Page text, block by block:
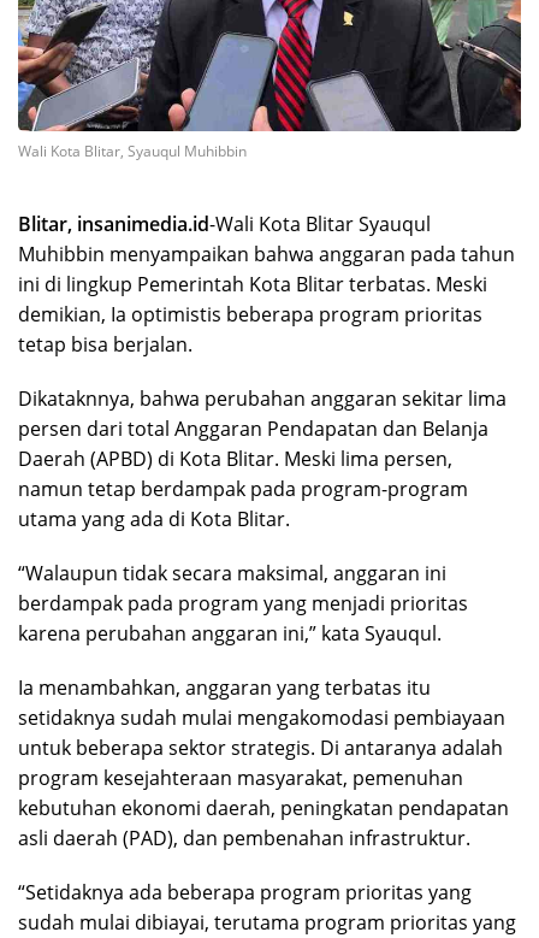
Wali Kota Blitar, Syauqul Muhibbin
Blitar, insanimedia.id-Wali Kota Blitar Syauqul
Muhibbin menyampaikan bahwa anggaran pada tahun
ini di lingkup Pemerintah Kota Blitar terbatas. Meski
demikian, Ia optimistis beberapa program prioritas
tetap bisa berjalan.
Dikataknnya, bahwa perubahan anggaran sekitar lima
persen dari total Anggaran Pendapatan dan Belanja
Daerah (APBD) di Kota Blitar. Meski lima persen,
namun tetap berdampak pada program-program
utama yang ada di Kota Blitar.
“Walaupun tidak secara maksimal, anggaran ini
berdampak pada program yang menjadi prioritas
karena perubahan anggaran ini,” kata Syauqul.
Ia menambahkan, anggaran yang terbatas itu
setidaknya sudah mulai mengakomodasi pembiayaan
untuk beberapa sektor strategis. Di antaranya adalah
program kesejahteraan masyarakat, pemenuhan
kebutuhan ekonomi daerah, peningkatan pendapatan
asli daerah (PAD), dan pembenahan infrastruktur.
“Setidaknya ada beberapa program prioritas yang
sudah mulai dibiayai, terutama program prioritas yang